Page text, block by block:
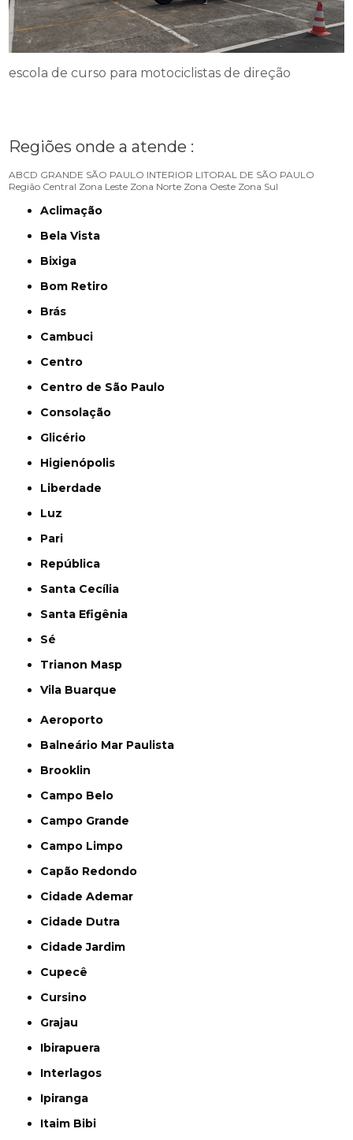
escola de curso para motociclistas de direção
Regiões onde a atende :
ABCD GRANDE SÃO PAULO INTERIOR LITORAL DE SÃO PAULO
Região Central Zona Leste Zona Norte Zona Oeste Zona Sul
Aclimação
Bela Vista
Bixiga
Bom Retiro
Brás
Cambuci
Centro
Centro de São Paulo
Consolação
Glicério
Higienópolis
Liberdade
Luz
Pari
República
Santa Cecília
Santa Efigênia
Sé
Trianon Masp
Vila Buarque
Aeroporto
Balneário Mar Paulista
Brooklin
Campo Belo
Campo Grande
Campo Limpo
Capão Redondo
Cidade Ademar
Cidade Dutra
Cidade Jardim
Cupecê
Cursino
Grajau
Ibirapuera
Interlagos
Ipiranga
Itaim Bibi